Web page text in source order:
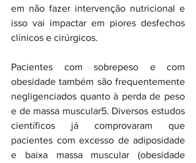
em não fazer intervenção nutricional e
isso vai impactar em piores desfechos
clínicos e cirúrgicos.
Pacientes com sobrepeso e com
obesidade também são frequentemente
negligenciados quanto à perda de peso
e de massa muscular5. Diversos estudos
científicos já comprovaram que
pacientes com excesso de adiposidade
e baixa massa muscular (obesidade